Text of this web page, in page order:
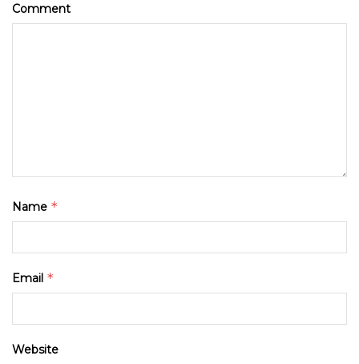
Comment
Name *
Email *
Website